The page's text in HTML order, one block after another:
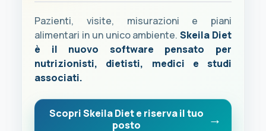
Pazienti, visite, misurazioni e piani
alimentari in un unico ambiente.Skeila Diet
è il nuovo software pensato per
nutrizionisti, dietisti, medici e studi
associati.
Scopri Skeila Diet e riserva il tuo
posto